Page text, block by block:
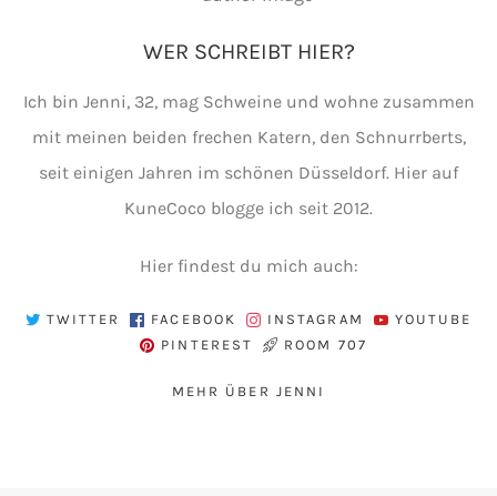
WER SCHREIBT HIER?
Ich bin Jenni, 32, mag Schweine und wohne zusammen
mit meinen beiden frechen Katern, den Schnurrberts,
seit einigen Jahren im schönen Düsseldorf. Hier auf
KuneCoco blogge ich seit 2012.
Hier findest du mich auch:
TWITTER FACEBOOK INSTAGRAM
YOUTUBE
PINTEREST
ROOM 707
MEHR ÜBER JENNI